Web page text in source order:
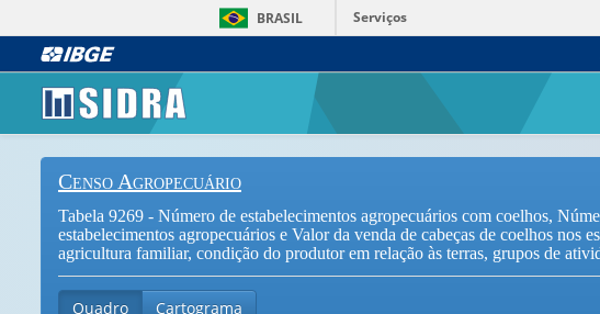
BRASIL Serviços
Censo Agropecuário
Tabela 9269 - Número de estabelecimentos agropecuários com coelhos,
estabelecimentos agropecuários e Valor da venda de cabeças de coelhos nos
agricultura familiar, condição do produtor em relação às terras, grupos de
Quadro Cartograma